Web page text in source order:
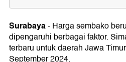
Harga Sembako Jawa
September 2024
Faktor-faktor Penyebab
Sembako
Surabaya-Harga sembako
dipengaruhi berbagai faktor.
terbaru untuk daerah Jawa
September 2024.